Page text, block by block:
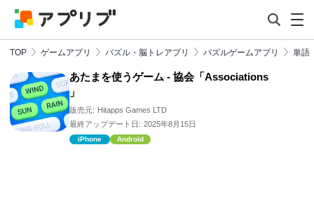
TOP ゲームアプリ パズル・脳トレアプリ パズルゲームアプリ 単語
あたまを使うゲーム - 協会「Associations
」
販売元: Hitapps Games LTD
最終アップデート日: 2025年8月15日
iPhone Android